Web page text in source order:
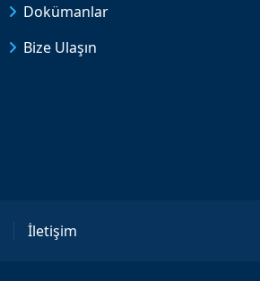
Dokümanlar
Bize Ulaşın
İletişim